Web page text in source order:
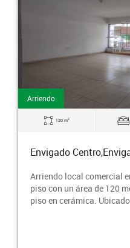
Arriendo
120 m2
Envigado
Arriendo local comercial
piso con un área de 120
piso en cerámica.